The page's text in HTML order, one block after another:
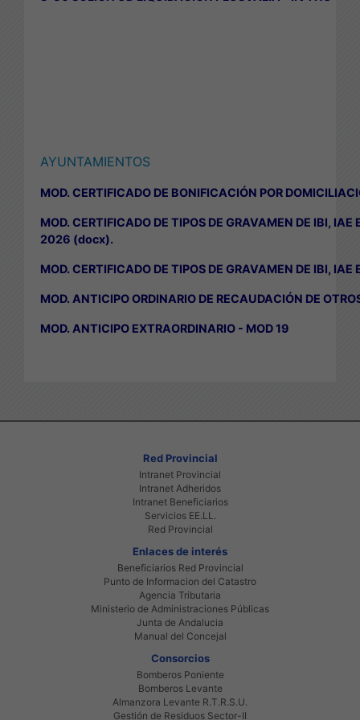
AYUNTAMIENTOS
MOD. CERTIFICADO DE BONIFICACIÓN POR
MOD. CERTIFICADO DE TIPOS DE GRAVAMEN DE IBI, IAE
2026 (docx).
MOD. CERTIFICADO DE TIPOS DE GRAVAMEN DE IBI,
MOD. ANTICIPO ORDINARIO DE RECAUDACIÓN DE
MOD. ANTICIPO EXTRAORDINARIO - MOD 19
Red Provincial
Intranet Provincial
Intranet Adheridos
Intranet Beneficiarios
Servicios EE.LL.
Red Provincial
Enlaces de interés
Beneficiarios Red Provincial
Punto de Informacion del Catastro
Agencia Tributaria
Ministerio de Administraciones Públicas
Junta de Andalucia
Manual del Concejal
Consorcios
Bomberos Poniente
Bomberos Levante
Almanzora Levante R.T.R.S.U.
Gestión de Residuos Sector-II